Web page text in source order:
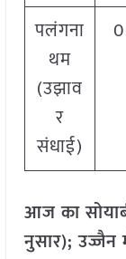
पलंगना
थम
(उझाव
र
संधाई)
आज का
नुसार); उज्जैन